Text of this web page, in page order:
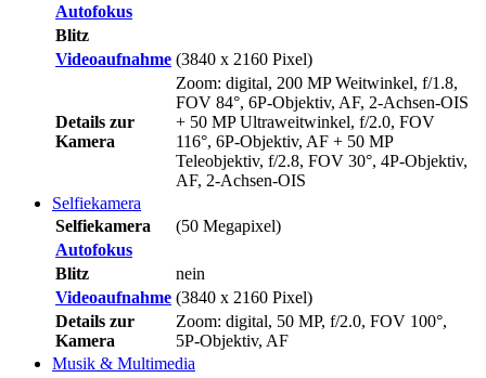
Autofokus
Blitz
Videoaufnahme (3840 x 2160 Pixel)
Details zur
Kamera
Zoom: digital, 200 MP Weitwinkel, f/1.8,
FOV 84°, 6P-Objektiv, AF, 2-Achsen-OIS
+ 50 MP Ultraweitwinkel, f/2.0, FOV
116°, 6P-Objektiv, AF + 50 MP
Teleobjektiv, f/2.8, FOV 30°, 4P-Objektiv,
AF, 2-Achsen-OIS
Selfiekamera
Selfiekamera
(50 Megapixel)
Autofokus
Blitz
nein
Videoaufnahme (3840 x 2160 Pixel)
Details zur
Kamera
Zoom: digital, 50 MP, f/2.0, FOV 100°,
5P-Objektiv, AF
Musik & Multimedia